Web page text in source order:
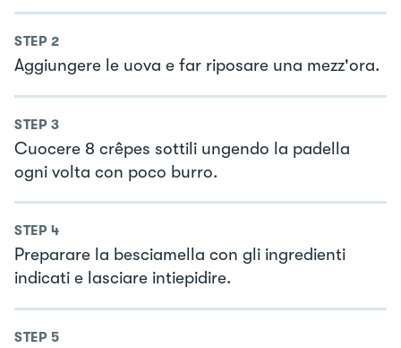
STEP 2
Aggiungere le uova e far riposare una mezz'ora.
STEP 3
Cuocere 8 crêpes sottili ungendo la padella
ogni volta con poco burro.
STEP 4
Preparare la besciamella con gli ingredienti
indicati e lasciare intiepidire.
STEP 5